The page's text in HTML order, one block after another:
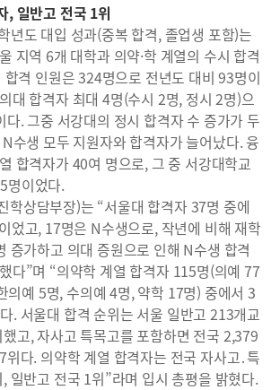
, 일반고 전국 1위
년도 대입 성과(중복 합격, 졸업생 포함)는
지역 6개 대학과 의약·학 계열의 수시 합격
격 인원은 324명으로 전년도 대비 93명이
대 합격자 최대 4명(수시 2명, 정시 2명)으
다. 그중 서강대의 정시 합격자 수 증가가 두
수생 모두 지원자와 합격자가 늘어났다. 융
합격자가 40여 명으로, 그 중 서강대학교
명이었다.
학상담부장)는 “서울대 합격자 37명 중에
었고, 17명은 N수생으로, 작년에 비해 재학
증가하고 의대 증원으로 인해 N수생 합격
다”며 “의약학 계열 합격자 115명(의예 77
의예 5명, 수의예 4명, 약학 17명) 중에서 3
. 서울대 합격 순위는 서울 일반고 213개교
고, 자사고 특목고를 포함하면 전국 2,379
위다. 의약학 계열 합격자는 전국 자사고․특
일반고 전국 1위”라며 입시 총평을 밝혔다.